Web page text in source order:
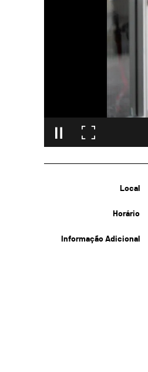
Local
Horário
Informação Adicional